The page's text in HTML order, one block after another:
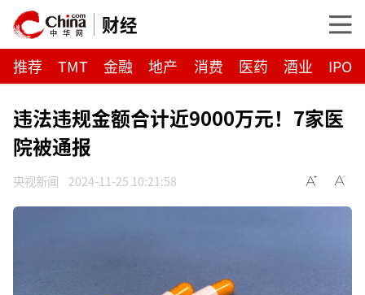
财经
推荐 TMT 金融 地产 消费 医药 酒业 IPO
违法违规金额合计近9000万元！7家医
院被通报
央视新闻 2024-11-25 10:21:58